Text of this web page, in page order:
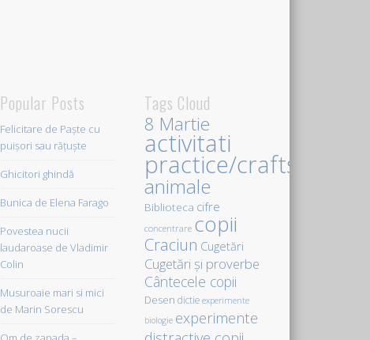
Popular Posts
Felicitare de Paște cu
puișori sau rățuște
Ghicitori ghindă
Bunica de Elena Farago
Povestea nucii
laudaroase de Vladimir
Colin
Musuroaie mari si mici
de Marin Sorescu
Tags Cloud
8 Martie
activitati
practice/crafts
animale
Biblioteca cifre
concentrare copii
Craciun Cugetări
Cugetări şi proverbe
Cântecele copii
Desen dictie experimente
biologie experimente